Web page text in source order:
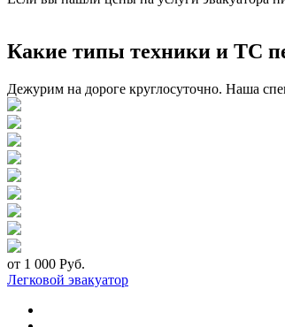
Какие типы техники и ТС
Дежурим на дороге круглосуточно. Наша
от 1 000 Руб.
Легковой эвакуатор